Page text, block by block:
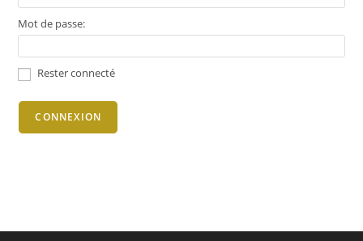
Mot de passe:
Rester connecté
CONNEXION